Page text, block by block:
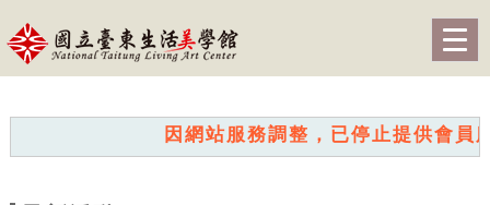
網
站
主
因網站服務調整，已停止提供會員服務